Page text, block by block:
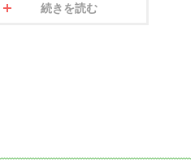
続きを読む